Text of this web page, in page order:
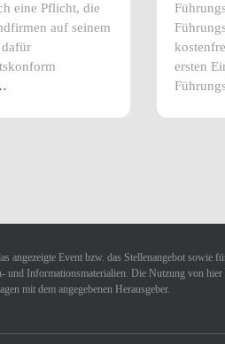
eine Pflicht, die
auf seinem
dafür
ersten
angezeigte Event bzw. das Stellenangebot
und Informationsmaterialien. Die Nutzung von
mit dem angegebenen Herausgeber.